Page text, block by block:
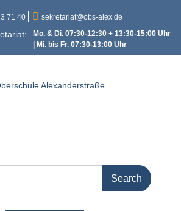
71 40 sekretariat@obs-alex.de
Mo. & Di. 07:30-12:30 + 13:30-15:00 Uhr
| Mi. bis Fr. 07:30-13:00 Uhr